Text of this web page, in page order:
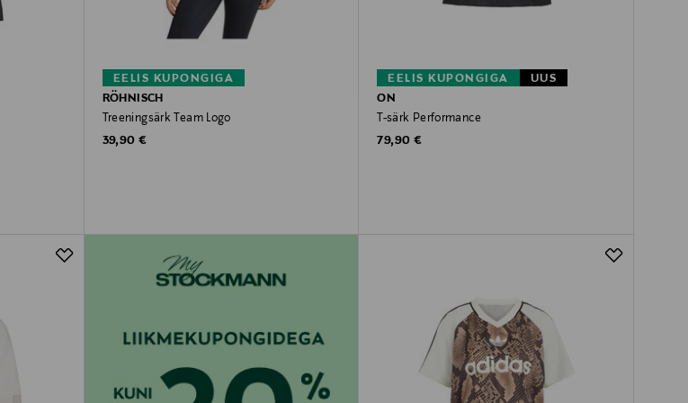
EELIS KUPONGIGA
RÖHNISCH
Treeningsärk Team Logo
Original Price
39,90 €
EELIS KUPONGIGA
UUS
ON
T-särk Performance
Original Price
79,90 €